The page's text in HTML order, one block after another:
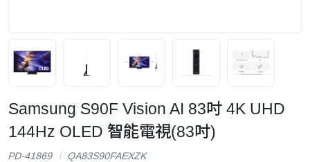
Samsung S90F Vision AI 83吋 4K UHD
144Hz OLED 智能電視(83吋)
PD-41869 QA83S90FAEXZK